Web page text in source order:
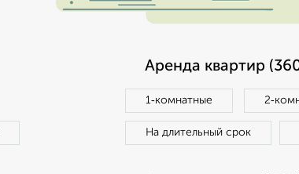
Аренда квартир
1‑комнатные
На длительный срок